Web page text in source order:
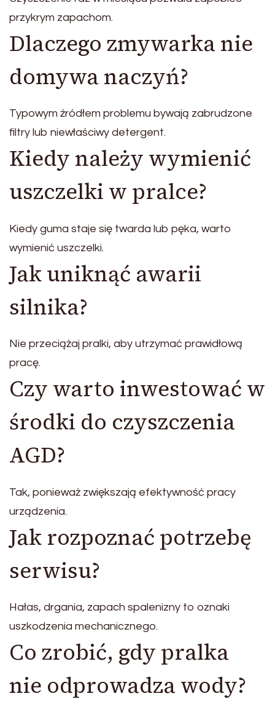
przykrym zapachom.
Dlaczego zmywarka nie
domywa naczyń?
Typowym źródłem problemu bywają zabrudzone
filtry lub niewłaściwy detergent.
Kiedy należy wymienić
uszczelki w pralce?
Kiedy guma staje się twarda lub pęka, warto
wymienić uszczelki.
Jak uniknąć awarii
silnika?
Nie przeciążaj pralki, aby utrzymać prawidłową
pracę.
Czy warto inwestować w
środki do czyszczenia
AGD?
Tak, ponieważ zwiększają efektywność pracy
urządzenia.
Jak rozpoznać potrzebę
serwisu?
Hałas, drgania, zapach spalenizny to oznaki
uszkodzenia mechanicznego.
Co zrobić, gdy pralka
nie odprowadza wody?